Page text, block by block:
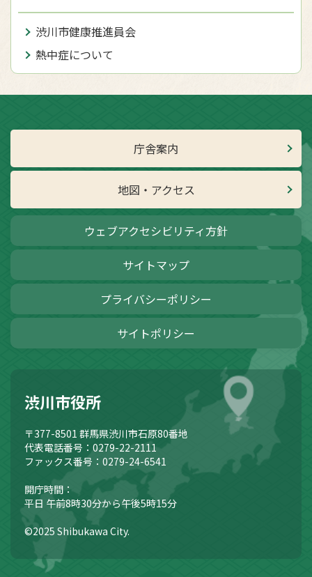
渋川市健康推進員会
熱中症について
庁舎案内
地図・アクセス
ウェブアクセシビリティ方針
サイトマップ
プライバシーポリシー
サイトポリシー
渋川市役所
〒377-8501 群馬県渋川市石原80番地
代表電話番号：0279-22-2111
ファックス番号：0279-24-6541
開庁時間：
平日 午前8時30分から午後5時15分
©2025 Shibukawa City.